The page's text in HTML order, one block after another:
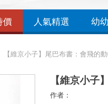
價 人氣精選 幼
【維京小子】尾巴布書：會飛的
【維京小子
作者：